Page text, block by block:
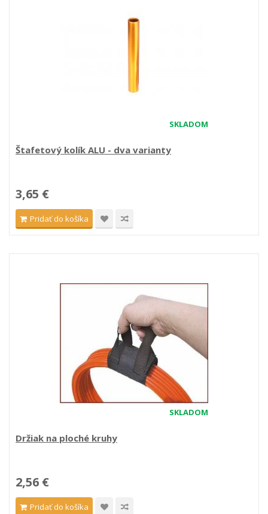
SKLADOM
Štafetový kolík ALU - dva varianty
3,65 €
Pridať do košíka
SKLADOM
Držiak na ploché kruhy
2,56 €
Pridať do košíka